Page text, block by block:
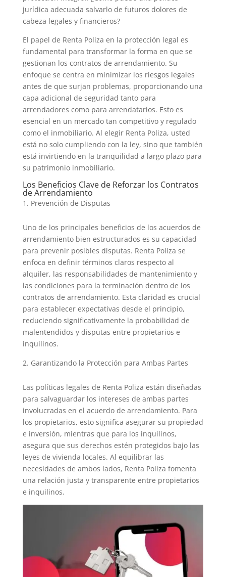
jurídica adecuada salvarlo de futuros dolores de
cabeza legales y financieros?
El papel de Renta Poliza en la protección legal es
fundamental para transformar la forma en que se
gestionan los contratos de arrendamiento. Su
enfoque se centra en minimizar los riesgos legales
antes de que surjan problemas, proporcionando una
capa adicional de seguridad tanto para
arrendadores como para arrendatarios. Esto es
esencial en un mercado tan competitivo y regulado
como el inmobiliario. Al elegir Renta Poliza, usted
está no solo cumpliendo con la ley, sino que también
está invirtiendo en la tranquilidad a largo plazo para
su patrimonio inmobiliario.
Los Beneficios Clave de Reforzar los Contratos
de Arrendamiento
Prevención de Disputas
Uno de los principales beneficios de los acuerdos de
arrendamiento bien estructurados es su capacidad
para prevenir posibles disputas. Renta Poliza se
enfoca en definir términos claros respecto al
alquiler, las responsabilidades de mantenimiento y
las condiciones para la terminación dentro de los
contratos de arrendamiento. Esta claridad es crucial
para establecer expectativas desde el principio,
reduciendo significativamente la probabilidad de
malentendidos y disputas entre propietarios e
inquilinos.
Garantizando la Protección para Ambas Partes
Las políticas legales de Renta Poliza están diseñadas
para salvaguardar los intereses de ambas partes
involucradas en el acuerdo de arrendamiento. Para
los propietarios, esto significa asegurar su propiedad
e inversión, mientras que para los inquilinos,
asegura que sus derechos estén protegidos bajo las
leyes de vivienda locales. Al equilibrar las
necesidades de ambos lados, Renta Poliza fomenta
una relación justa y transparente entre propietarios
e inquilinos.